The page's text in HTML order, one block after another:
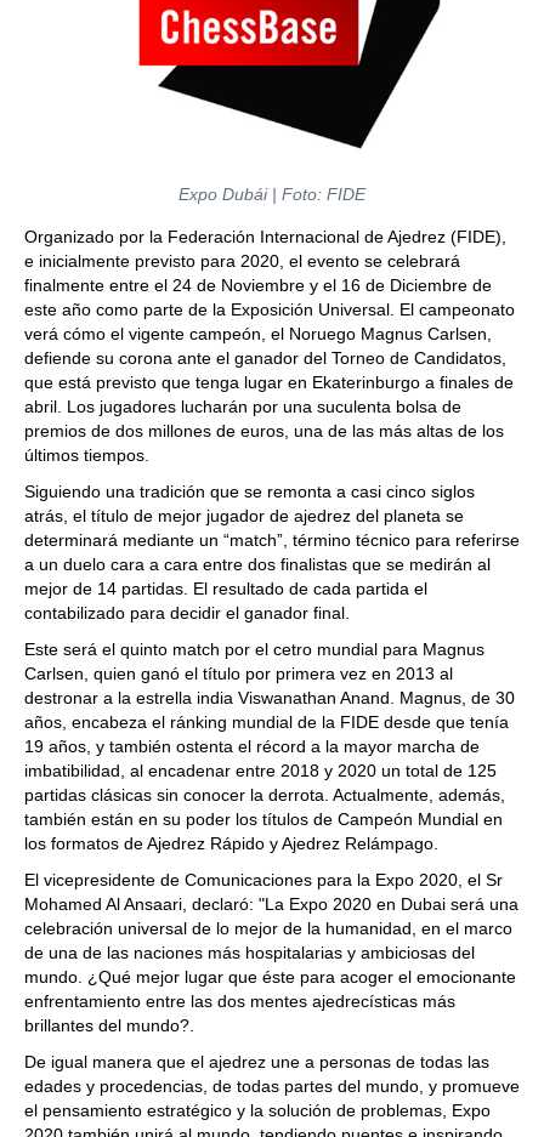
Expo Dubái | Foto: FIDE
Organizado por la Federación Internacional de Ajedrez (FIDE),
e inicialmente previsto para 2020, el evento se celebrará
finalmente entre el 24 de Noviembre y el 16 de Diciembre de
este año como parte de la Exposición Universal. El campeonato
verá cómo el vigente campeón, el Noruego Magnus Carlsen,
defiende su corona ante el ganador del Torneo de Candidatos,
que está previsto que tenga lugar en Ekaterinburgo a finales de
abril. Los jugadores lucharán por una suculenta bolsa de
premios de dos millones de euros, una de las más altas de los
últimos tiempos.
Siguiendo una tradición que se remonta a casi cinco siglos
atrás, el título de mejor jugador de ajedrez del planeta se
determinará mediante un “match”, término técnico para referirse
a un duelo cara a cara entre dos finalistas que se medirán al
mejor de 14 partidas. El resultado de cada partida el
contabilizado para decidir el ganador final.
Este será el quinto match por el cetro mundial para Magnus
Carlsen, quien ganó el título por primera vez en 2013 al
destronar a la estrella india Viswanathan Anand. Magnus, de 30
años, encabeza el ránking mundial de la FIDE desde que tenía
19 años, y también ostenta el récord a la mayor marcha de
imbatibilidad, al encadenar entre 2018 y 2020 un total de 125
partidas clásicas sin conocer la derrota. Actualmente, además,
también están en su poder los títulos de Campeón Mundial en
los formatos de Ajedrez Rápido y Ajedrez Relámpago.
El vicepresidente de Comunicaciones para la Expo 2020, el Sr
Mohamed Al Ansaari, declaró: "La Expo 2020 en Dubai será una
celebración universal de lo mejor de la humanidad, en el marco
de una de las naciones más hospitalarias y ambiciosas del
mundo. ¿Qué mejor lugar que éste para acoger el emocionante
enfrentamiento entre las dos mentes ajedrecísticas más
brillantes del mundo?.
De igual manera que el ajedrez une a personas de todas las
edades y procedencias, de todas partes del mundo, y promueve
el pensamiento estratégico y la solución de problemas, Expo